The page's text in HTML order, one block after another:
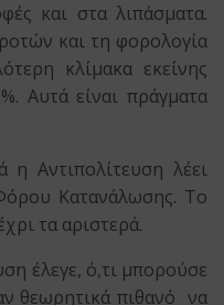
και στα λιπάσματα.
και τη φορολογία
κλίμακα εκείνης
Αυτά είναι πράγματα
η Αντιπολίτευση λέει
Κατανάλωσης. Το
τα αριστερά.
έλεγε, ό,τι μπορούσε
θεωρητικά πιθανό να